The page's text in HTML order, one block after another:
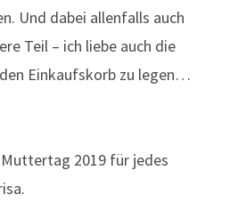
Und dabei allenfalls auch
Teil – ich liebe auch die
Einkaufskorb zu legen…